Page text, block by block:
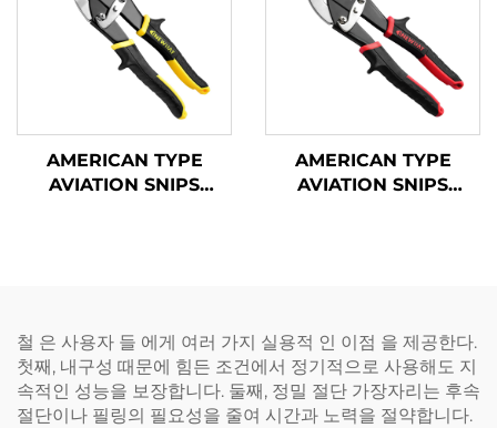
AMERICAN TYPE
AVIATION SNIPS
AMERICAN TYPE
AVIATION SNIPS
철 은 사용자 들 에게 여러 가지 실용적 인 이점 을 제공한다.
첫째, 내구성 때문에 힘든 조건에서 정기적으로 사용해도 지
속적인 성능을 보장합니다. 둘째, 정밀 절단 가장자리는 후속
절단이나 필링의 필요성을 줄여 시간과 노력을 절약합니다.